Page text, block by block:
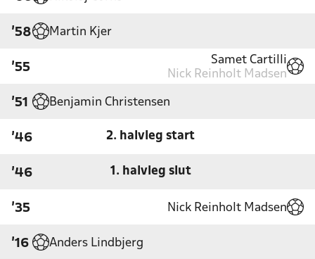
'58 Martin Kjer
'55
Samet Cartilli
Nick Reinholt Madsen
'51 Benjamin Christensen
'46 2. halvleg start
'46 1. halvleg slut
'35 Nick Reinholt Madsen
'16 Anders Lindbjerg